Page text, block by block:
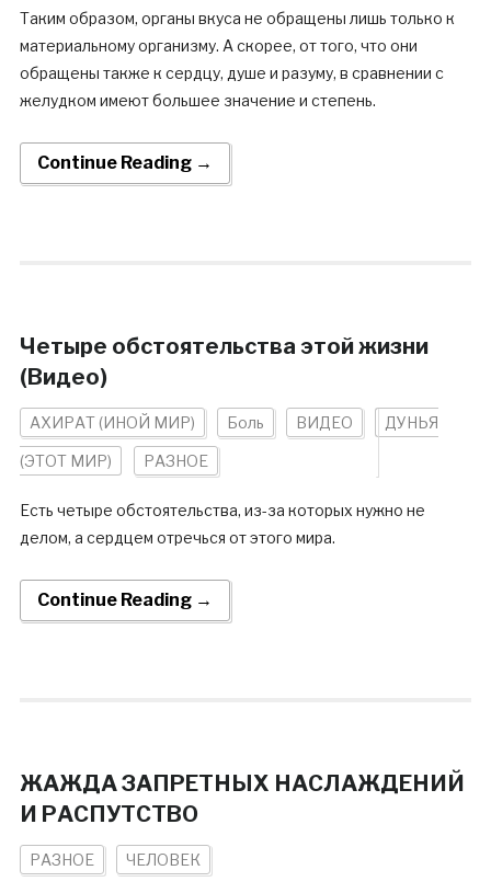
Таким образом, органы вкуса не обращены лишь только к
материальному организму. А скорее, от того, что они
обращены также к сердцу, душе и разуму, в сравнении с
желудком имеют большее значение и степень.
Continue Reading →
Четыре обстоятельства этой жизни
(Видео)
АХИРАТ (ИНОЙ МИР) Боль ВИДЕО ДУНЬЯ
(ЭТОТ МИР) РАЗНОЕ
Есть четыре обстоятельства, из-за которых нужно не
делом, а сердцем отречься от этого мира.
Continue Reading →
ЖАЖДА ЗАПРЕТНЫХ НАСЛАЖДЕНИЙ
И РАСПУТСТВО
РАЗНОЕ ЧЕЛОВЕК